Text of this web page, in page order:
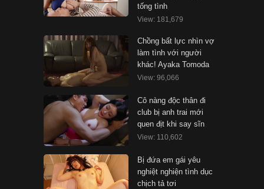
tống tình
View: 181,679
Chồng bất lực nhìn vợ
làm tình với người
khác! Ayaka Tomoda
View: 96,066
Cô nàng độc thân đi
club bị anh trai mới
quen địt khi say sĩn
View: 110,602
Bị đứa em gái yêu
nghiệt nghiện tình dục
chịch tả tơi